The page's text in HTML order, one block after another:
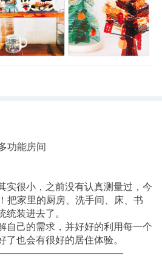
功能房间
实很小，之前没有认真测量过，今
把家里的厨房、洗手间、床、书
装进去了。
自己的需求，并好好的利用每一个
也会有很好的居住体验。